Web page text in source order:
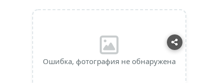
Ошибка, фотография не обнаружена